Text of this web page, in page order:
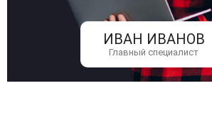
ИВАН ИВАНОВ
Главный специалист